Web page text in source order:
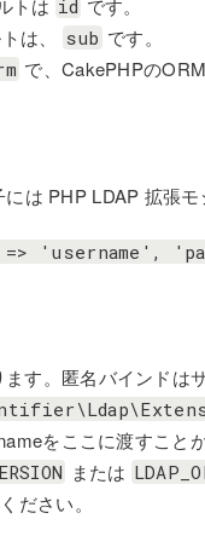
トは id です。
は、 sub です。
で、CakePHPの
は PHP LDAP 拡張モ
=> 'username',
す。匿名バインドは
をここに渡すことが
または
ださい。